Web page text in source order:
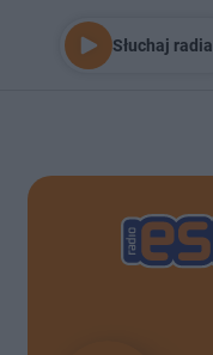
Słuchaj radia